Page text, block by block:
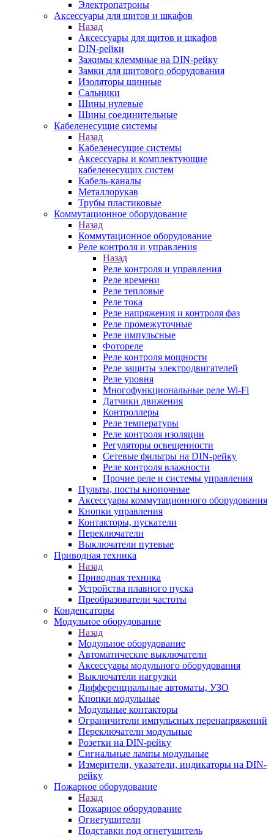
Электропатроны
Аксессуары для щитов и шкафов
Назад
Аксессуары для щитов и шкафов
DIN-рейки
Зажимы клеммные на DIN-рейку
Замки для щитового оборудования
Изоляторы шинные
Сальники
Шины нулевые
Шины соединительные
Кабеленесущие системы
Назад
Кабеленесущие системы
Аксессуары и комплектующие
кабеленесущих систем
Кабель-каналы
Металлорукав
Трубы пластиковые
Коммутационное оборудование
Назад
Коммутационное оборудование
Реле контроля и управления
Назад
Реле контроля и управления
Реле времени
Реле тепловые
Реле тока
Реле напряжения и контроля фаз
Реле промежуточные
Реле импульсные
Фотореле
Реле контроля мощности
Реле защиты электродвигателей
Реле уровня
Многофункциональные реле Wi-Fi
Датчики движения
Контроллеры
Реле температуры
Реле контроля изоляции
Регуляторы освещенности
Сетевые фильтры на DIN-рейку
Реле контроля влажности
Прочие реле и системы управления
Пульты, посты кнопочные
Аксессуары коммутационного оборудования
Кнопки управления
Контакторы, пускатели
Переключатели
Выключатели путевые
Приводная техника
Назад
Приводная техника
Устройства плавного пуска
Преобразователи частоты
Конденсаторы
Модульное оборудование
Назад
Модульное оборудование
Автоматические выключатели
Аксессуары модульного оборудования
Выключатели нагрузки
Дифференциальные автоматы, УЗО
Кнопки модульные
Модульные контакторы
Ограничители импульсных перенапряжений
Переключатели модульные
Розетки на DIN-рейку
Сигнальные лампы модульные
Измерители, указатели, индикаторы на DIN-
рейку
Пожарное оборудование
Назад
Пожарное оборудование
Огнетушители
Подставки под огнетушитель